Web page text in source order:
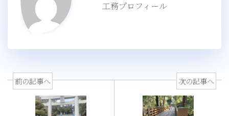
工務プロフィール
前の記事へ 次の記事へ